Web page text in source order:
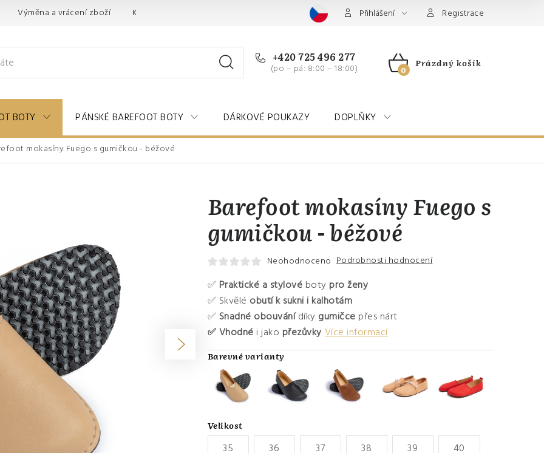
Výměna a vrácení zboží Kontakty Přihlášení Registrace
+420 725 496 277
(po – pá: 8:00 – 18:00)
NÁKUPNÍ
Prázdný košík
BOTY PÁNSKÉ BAREFOOT BOTY DÁRKOVÉ POUKAZY DOPLŇKY
mokasíny Fuego s gumičkou - béžové
Barefoot mokasíny Fuego s
gumičkou - béžové
Neohodnoceno Podrobnosti hodnocení
✅ Praktické a stylové boty pro ženy
✅ Skvělé obutí k sukni i kalhotám
✅ Snadné obouvánídíky gumičce přes nárt
✅ Vhodné i jako přezůvky Více informací
Velikost
35 36 37 38 39 40